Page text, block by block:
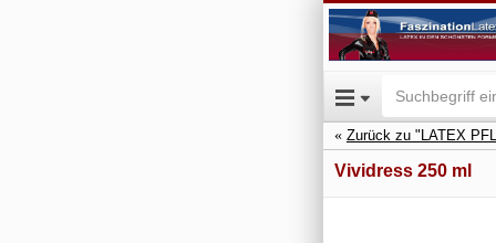
Zurück zu "LATEX
Vividress 250 ml